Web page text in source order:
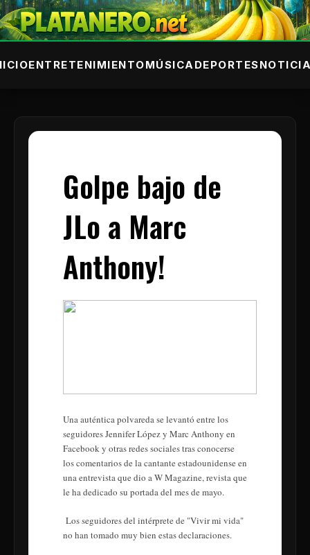
ENTRETENIMIENTOMÚSICADEPORTES
Golpe bajo de
JLo a Marc
Anthony!
Una auténtica polvareda se levantó entre los
seguidores Jennifer López y Marc Anthony en
Facebook y otras redes sociales tras conocerse
los comentarios de la cantante estadounidense en
una entrevista que dio a W Magazine, revista que
le ha dedicado su portada del mes de mayo.
Los seguidores del intérprete de "Vivir mi vida"
no han tomado muy bien estas declaraciones.